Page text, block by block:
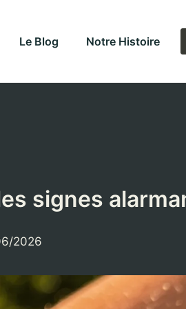
Le Blog Notre Histoire
signes
2026